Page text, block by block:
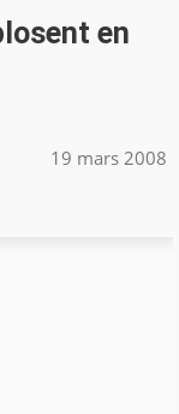
en
19 mars 2008